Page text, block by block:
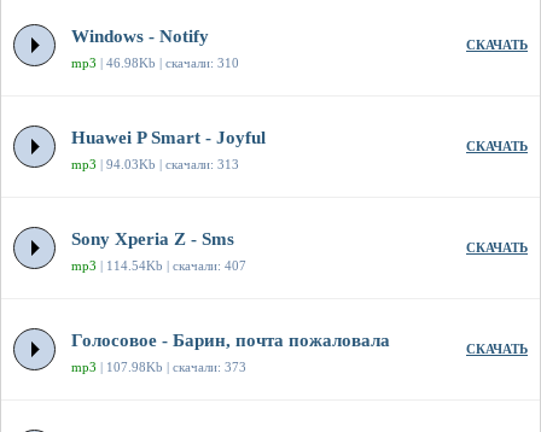
Windows - Notify
mp3 | 46.98Kb | скачали: 310
СКАЧАТЬ
Huawei P Smart - Joyful
mp3 | 94.03Kb | скачали: 313
СКАЧАТЬ
Sony Xperia Z - Sms
mp3 | 114.54Kb | скачали: 407
СКАЧАТЬ
Голосовое - Барин, почта пожаловала
mp3 | 107.98Kb | скачали: 373
СКАЧАТЬ